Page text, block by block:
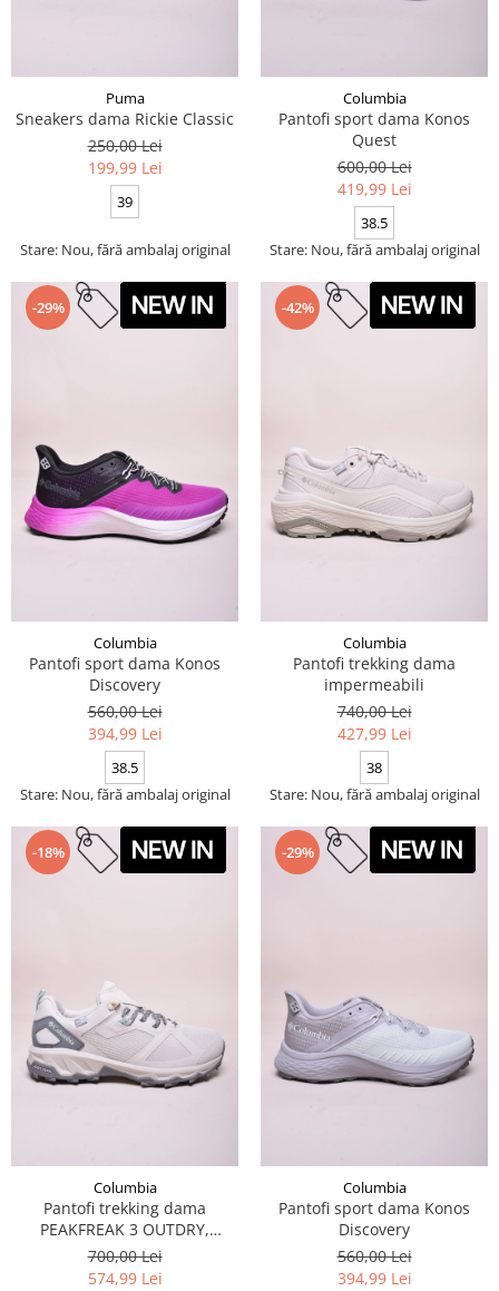
Puma
Sneakers dama Rickie Classic
250,00 Lei
199,99 Lei
39
Stare: Nou, fără ambalaj original
Columbia
Pantofi sport dama Konos
Quest
600,00 Lei
419,99 Lei
38.5
Stare: Nou, fără ambalaj original
-29%
Columbia
Pantofi sport dama Konos
Discovery
560,00 Lei
394,99 Lei
38.5
Stare: Nou, fără ambalaj original
-42%
Columbia
Pantofi trekking dama
impermeabili
740,00 Lei
427,99 Lei
38
Stare: Nou, fără ambalaj original
-18%
Columbia
Pantofi trekking dama
PEAKFREAK 3 OUTDRY,
impermeabile
700,00 Lei
574,99 Lei
-29%
Columbia
Pantofi sport dama Konos
Discovery
560,00 Lei
394,99 Lei